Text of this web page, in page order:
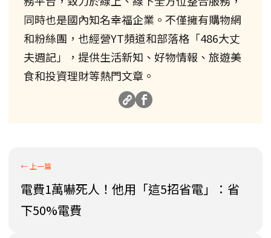
同時也是國內知名幸福企業。不僅擁有購物網
和粉絲團，也經營YT頻道和部落格「486大丈
夫週記」，提供生活新知、好物情報、旅遊美
食和投資理財等熱門文章。
電費1萬嚇死人！他用「這5招省電」：省
下50%電費